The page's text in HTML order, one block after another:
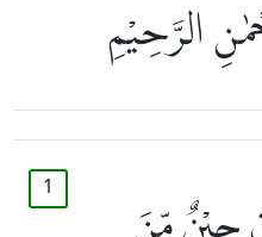
الرَّحِيْمِ
1